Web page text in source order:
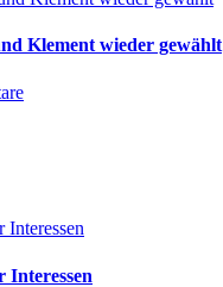
Klement wieder gewählt
Interessen